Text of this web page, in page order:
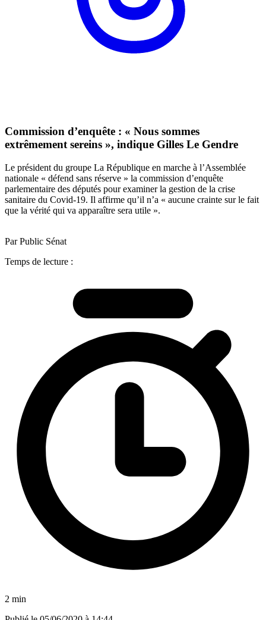
Commission d’enquête : « Nous sommes
extrêmement sereins », indique Gilles Le Gendre
Le président du groupe La République en marche à l’Assemblée
nationale « défend sans réserve » la commission d’enquête
parlementaire des députés pour examiner la gestion de la crise
sanitaire du Covid-19. Il affirme qu’il n’a « aucune crainte sur le fait
que la vérité qui va apparaître sera utile ».
Par Public Sénat
Temps de lecture :
2 min